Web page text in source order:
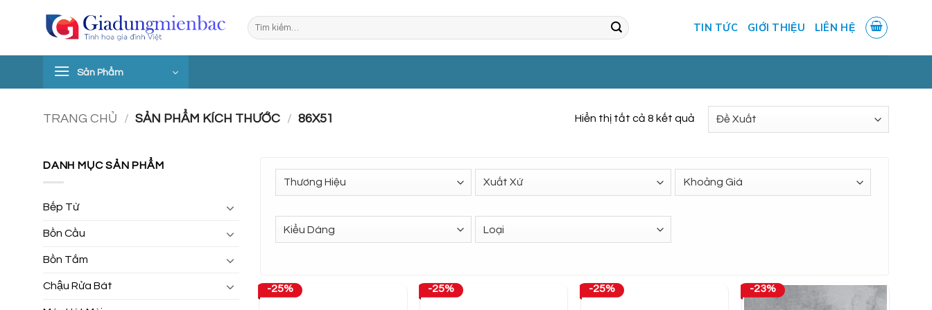
Tìm
kiếm:
TIN TỨC GIỚI THIỆU LIÊN HỆ
Sản Phẩm
TRANG CHỦ / SẢN PHẨM KÍCH THƯỚC / 86X51 Hiển thị tất cả 8 kết quả
DANH MỤC SẢN PHẨM
Bếp Từ
Bồn Cầu
Bồn Tắm
Chậu Rửa Bát -25% -25% -25% -23%